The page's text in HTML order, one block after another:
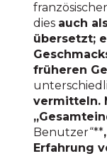
dies auch
übersetzt;
früheren
vermitteln.
Benutzer“**,
Erfahrung